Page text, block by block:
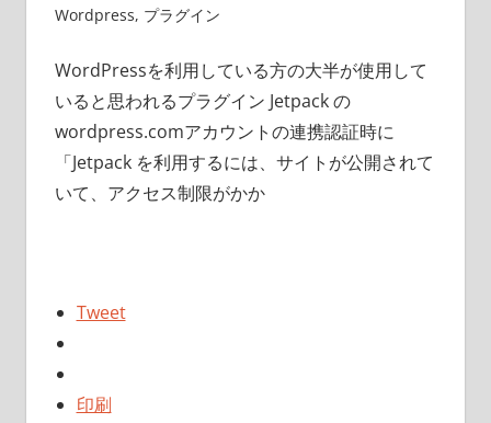
Wordpress, プラグイン
WordPressを利用している方の大半が使用して
いると思われるプラグイン Jetpack の
wordpress.comアカウントの連携認証時に
「Jetpack を利用するには、サイトが公開されて
いて、アクセス制限がかか
Tweet
印刷